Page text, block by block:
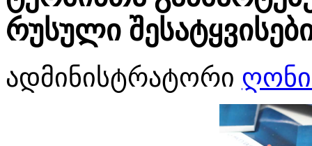
რუსული
ადმინისტრატორი